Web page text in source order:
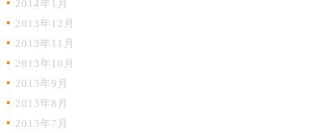
2014年1月
2013年12月
2013年11月
2013年10月
2013年9月
2013年8月
2013年7月